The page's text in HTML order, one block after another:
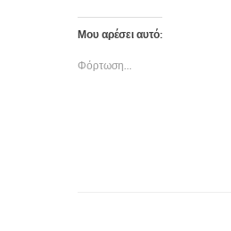
Μου αρέσει αυτό:
Φόρτωση...